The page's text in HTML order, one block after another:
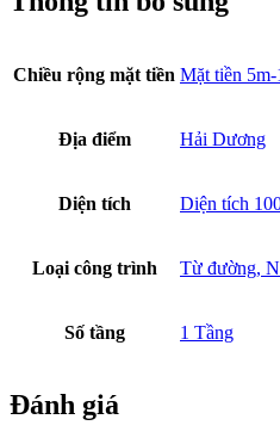
Chiều rộng mặt tiền Mặt tiền 5m-
Địa điểm Hải Dương
Diện tích Diện tích
Loại công trình Từ đường,
Số tầng 1 Tầng
Đánh giá